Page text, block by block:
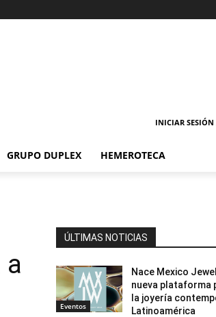
INICIAR SESIÓN
GRUPO DUPLEX HEMEROTECA
a
ÚLTIMAS NOTICIAS
Eventos
Nace Mexico
nueva plataforma
la joyería
Latinoamérica